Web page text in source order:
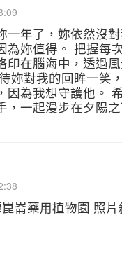
一年了，妳依然沒
為妳值得。 把握每
印在腦海中，透過
妳對我的回眸一笑
因為我想守護他。
，一起漫步在夕陽之
崙藥用植物園 照